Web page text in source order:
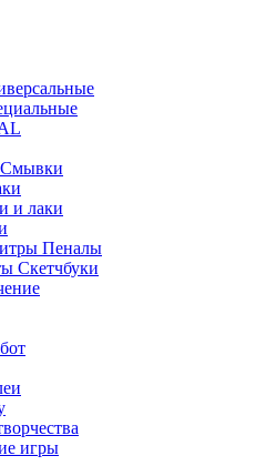
Смывки
и лаки
Пеналы
Скетчбуки
игры